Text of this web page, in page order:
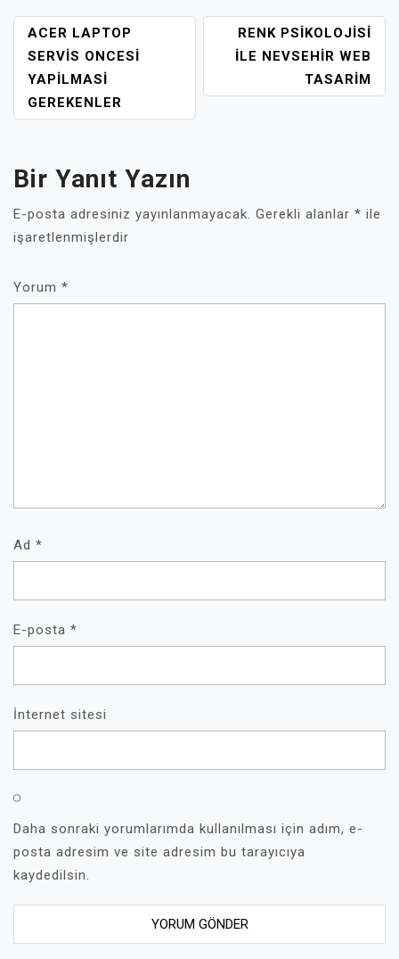
YAZI
GEZINMESI
ACER LAPTOP
SERVIS ONCESI
YAPILMASI
GEREKENLER
RENK PSIKOLOJISI
İLE NEVSEHIR WEB
TASARIM
Bir Yanıt Yazın
E-posta adresiniz yayınlanmayacak. Gerekli alanlar * ile
işaretlenmişlerdir
Yorum *
Ad *
E-posta *
İnternet sitesi
Daha sonraki yorumlarımda kullanılması için adım, e-
posta adresim ve site adresim bu tarayıcıya
kaydedilsin.